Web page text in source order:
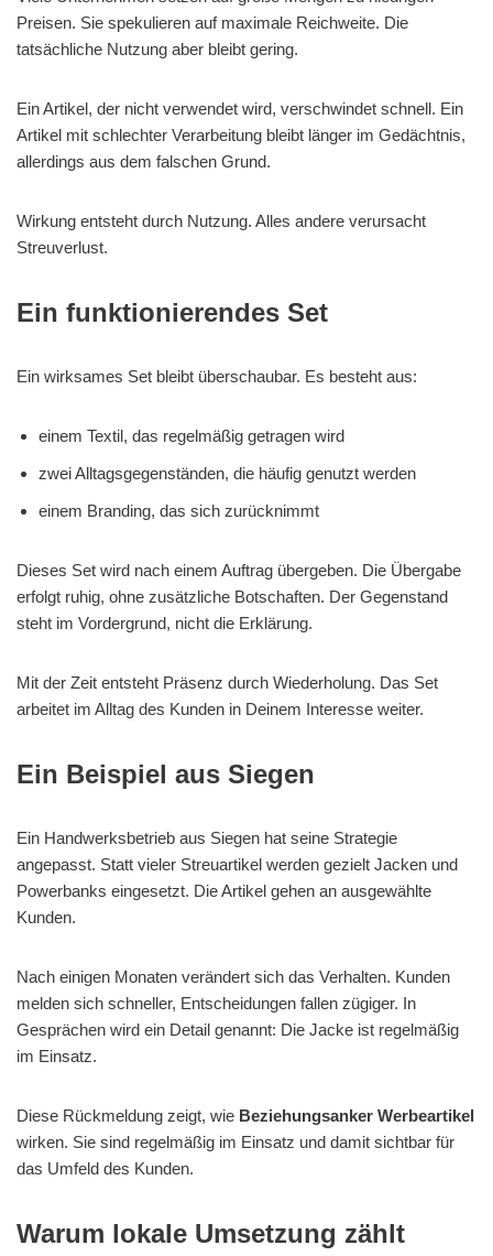
Preisen. Sie spekulieren auf maximale Reichweite. Die
tatsächliche Nutzung aber bleibt gering.
Ein Artikel, der nicht verwendet wird, verschwindet schnell. Ein
Artikel mit schlechter Verarbeitung bleibt länger im Gedächtnis,
allerdings aus dem falschen Grund.
Wirkung entsteht durch Nutzung. Alles andere verursacht
Streuverlust.
Ein funktionierendes Set
Ein wirksames Set bleibt überschaubar. Es besteht aus:
einem Textil, das regelmäßig getragen wird
zwei Alltagsgegenständen, die häufig genutzt werden
einem Branding, das sich zurücknimmt
Dieses Set wird nach einem Auftrag übergeben. Die Übergabe
erfolgt ruhig, ohne zusätzliche Botschaften. Der Gegenstand
steht im Vordergrund, nicht die Erklärung.
Mit der Zeit entsteht Präsenz durch Wiederholung. Das Set
arbeitet im Alltag des Kunden in Deinem Interesse weiter.
Ein Beispiel aus Siegen
Ein Handwerksbetrieb aus Siegen hat seine Strategie
angepasst. Statt vieler Streuartikel werden gezielt Jacken und
Powerbanks eingesetzt. Die Artikel gehen an ausgewählte
Kunden.
Nach einigen Monaten verändert sich das Verhalten. Kunden
melden sich schneller, Entscheidungen fallen zügiger. In
Gesprächen wird ein Detail genannt: Die Jacke ist regelmäßig
im Einsatz.
Diese Rückmeldung zeigt, wie Beziehungsanker Werbeartikel
wirken. Sie sind regelmäßig im Einsatz und damit sichtbar für
das Umfeld des Kunden.
Warum lokale Umsetzung zählt